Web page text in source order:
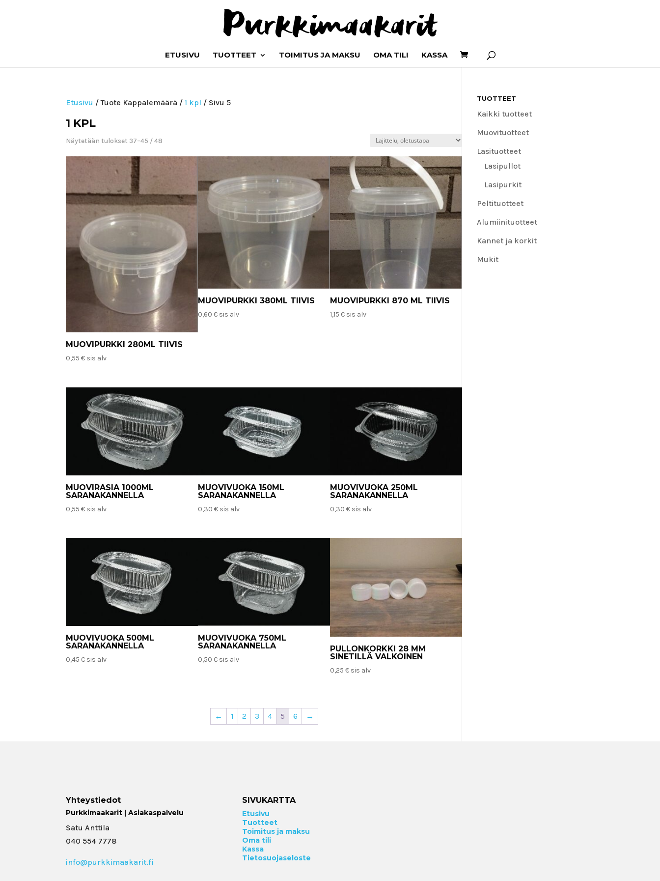
ETUSIVU TUOTTEET TOIMITUS JA MAKSU OMA TILI KASSA
Etusivu / Tuote Kappalemäärä /1 kpl / Sivu 5
1 KPL
Näytetään tulokset 37–45 / 48
MUOVIPURKKI 280ML TIIVIS
0,55€ sis alv
MUOVIPURKKI 380ML TIIVIS
0,60€ sis alv
MUOVIPURKKI 870 ML TIIVIS
1,15 € sis alv
MUOVIRASIA 1000ML
SARANAKANNELLA
0,55€ sis alv
MUOVIVUOKA 150ML
SARANAKANNELLA
0,30€ sis alv
MUOVIVUOKA 250ML
SARANAKANNELLA
0,30 € sis alv
MUOVIVUOKA 500ML
SARANAKANNELLA
0,45€ sis alv
MUOVIVUOKA 750ML
SARANAKANNELLA
0,50€ sis alv
PULLONKORKKI 28 MM
SINETILLÄ VALKOINEN
0,25 € sis alv
← 1 2 3 4 5 6 →
TUOTTEET
Kaikki tuotteet
Muovituotteet
Lasituotteet
Lasipullot
Lasipurkit
Peltituotteet
Alumiinituotteet
Kannet ja korkit
Mukit
Yhteystiedot
Purkkimaakarit | Asiakaspalvelu
Satu Anttila
040 554 7778
info@purkkimaakarit.fi
SIVUKARTTA
Etusivu
Tuotteet
Toimitus ja maksu
Oma tili
Kassa
Tietosuojaseloste